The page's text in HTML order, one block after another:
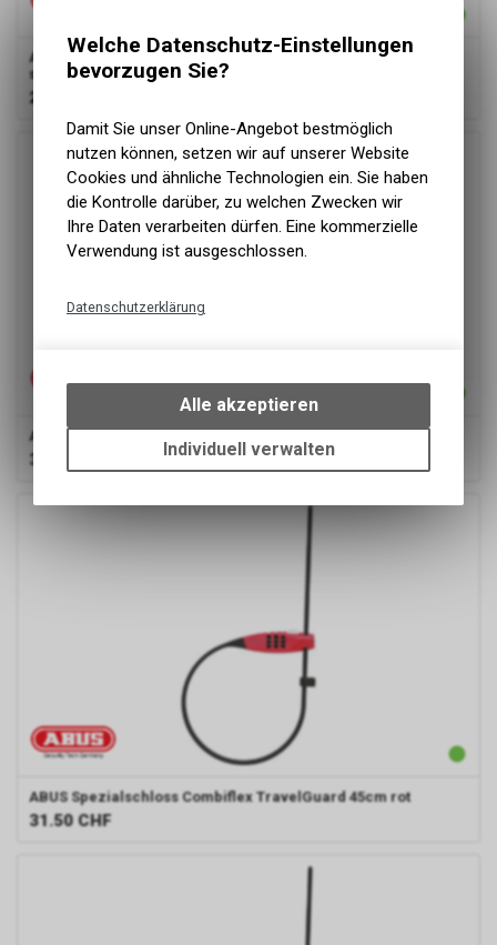
ABUS
Spezialschloss Combiflex Break 85 Code ohne Halter
schwarz
26.90
ABUS Spezialschloss Combiflex TravelGuard 45cm gelb
31.50
ABUS Spezialschloss Combiflex TravelGuard 45cm rot
31.50 CHF
Welche Datenschutz-Einstellungen
bevorzugen Sie?
Damit Sie unser Online-Angebot bestmöglich
nutzen können, setzen wir auf unserer Website
Cookies und ähnliche Technologien ein. Sie haben
die Kontrolle darüber, zu welchen Zwecken wir
Ihre Daten verarbeiten dürfen. Eine kommerzielle
Verwendung ist ausgeschlossen.
Datenschutzerklärung
bestimmte Interaktionen und
Einstellungen auf Ihrem Gerät,
um die grundlegenden
Funktionen unseres Online-
keinerlei Rückschlüsse auf Ihre
Alle akzeptieren
Individuell verwalten